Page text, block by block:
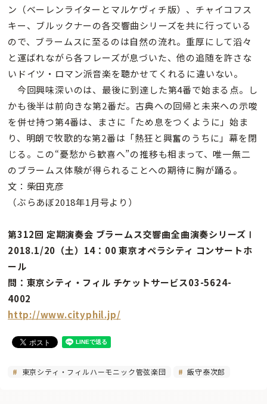
ン（ベーレンライターとマルケヴィチ版）、チャイコフス
キー、ブルックナーの各交響曲シリーズを共に行っている
ので、ブラームスに至るのは自然の流れ。重厚にして滔々
と運ばれながら各フレーズが息づいた、他の追随を許さな
いドイツ・ロマン派音楽を聴かせてくれるに違いない。
今回興味深いのは、最後に到達した第4番で始まる点。し
かも後半は前向きな第2番だ。古典への回帰と未来への示唆
を併せ持つ第4番は、まさに「ため息をつくように」始ま
り、明朗で牧歌的な第2番は「熱狂と興奮のうちに」幕を閉
じる。この“憂愁から歓喜へ”の推移も相まって、唯一無二
のブラームス体験が得られることへの期待に胸が踊る。
文：柴田克彦
（ぶらあぼ2018年1月号より）
第312回 定期演奏会 ブラームス交響曲全曲演奏シリーズⅠ
2018.1/20（土）14：00 東京オペラシティ コンサートホ
ール
問：東京シティ・フィル チケットサービス03-5624-
4002
http://www.cityphil.jp/
東京シティ・フィルハーモニック管弦楽団 飯守泰次郎